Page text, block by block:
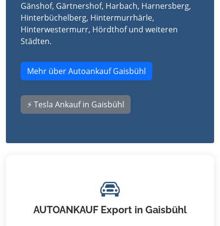
Gänshof, Gärtnershof, Harbach, Harnersberg,
Hinterbüchelberg, Hintermurrhärle,
Hinterwestermurr, Hördthof und weiteren
Städten.
Mehr über Autoankauf Gaisbühl
⚡ Tesla Ankauf in Gaisbühl
AUTOANKAUF Export in Gaisbühl